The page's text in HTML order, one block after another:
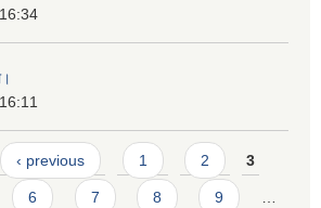
‹ previous 1 2 3
6 7 8 9 …